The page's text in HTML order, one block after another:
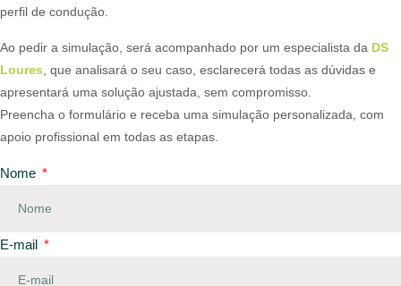
perfil de condução.
Ao pedir a simulação, será acompanhado por um especialista da DS
Loures , que analisará o seu caso, esclarecerá todas as dúvidas e
apresentará uma solução ajustada, sem compromisso.
Preencha o formulário e receba uma simulação personalizada, com
apoio profissional em todas as etapas.
Nome
E-mail